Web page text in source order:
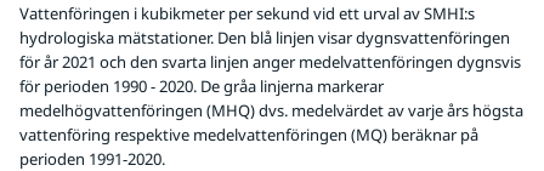
Vattenföringen i kubikmeter per sekund vid ett urval av SMHI:s
hydrologiska mätstationer. Den blå linjen visar dygnsvattenföringen
för år 2021 och den svarta linjen anger medelvattenföringen dygnsvis
för perioden 1990 - 2020. De gråa linjerna markerar
medelhögvattenföringen (MHQ) dvs. medelvärdet av varje års högsta
vattenföring respektive medelvattenföringen (MQ) beräknar på
perioden 1991-2020.